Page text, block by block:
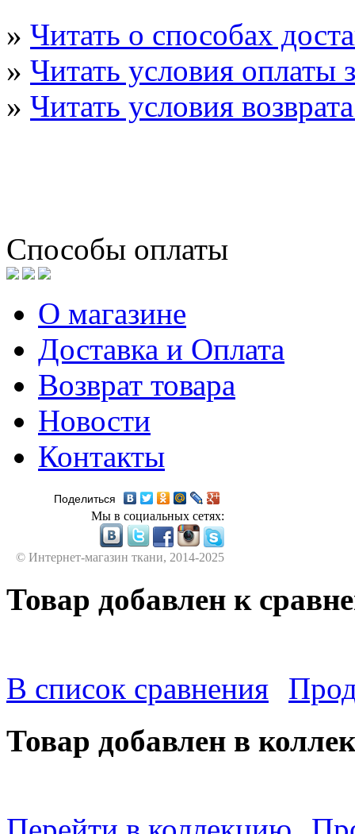
» Читать о способах
» Читать условия оплаты
» Читать условия
Способы оплаты
О магазине
Доставка и Оплата
Возврат товара
Новости
Контакты
Поделиться
Мы в социальных сетях:
© Интернет-магазин ткани, 2014-2025
Товар добавлен к
В список сравнения
Товар добавлен в